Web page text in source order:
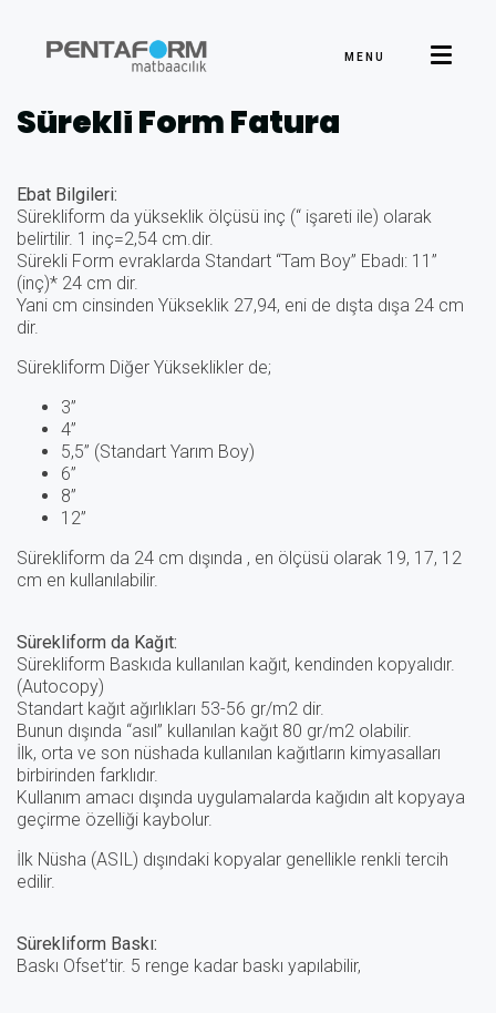
MENU
MALİYE ANLAŞMLI ÜRÜNLER
Sürekli Form Fatura
Ebat Bilgileri:
Sürekliform da yükseklik ölçüsü inç (“ işareti ile) olarak
belirtilir. 1 inç=2,54 cm.dir.
Sürekli Form evraklarda Standart “Tam Boy” Ebadı: 11”
(inç)* 24 cm dir.
Yani cm cinsinden Yükseklik 27,94, eni de dışta dışa 24 cm
dir.
Sürekliform Diğer Yükseklikler de;
3”
4”
5,5” (Standart Yarım Boy)
6”
8”
12”
Sürekliform da 24 cm dışında , en ölçüsü olarak 19, 17, 12
cm en kullanılabilir.
Sürekliform da Kağıt:
Sürekliform Baskıda kullanılan kağıt, kendinden kopyalıdır.
(Autocopy)
Standart kağıt ağırlıkları 53-56 gr/m2 dir.
Bunun dışında “asıl” kullanılan kağıt 80 gr/m2 olabilir.
İlk, orta ve son nüshada kullanılan kağıtların kimyasalları
birbirinden farklıdır.
Kullanım amacı dışında uygulamalarda kağıdın alt kopyaya
geçirme özelliği kaybolur.
İlk Nüsha (ASIL) dışındaki kopyalar genellikle renkli tercih
edilir.
Sürekliform Baskı:
Baskı Ofset’tir. 5 renge kadar baskı yapılabilir,